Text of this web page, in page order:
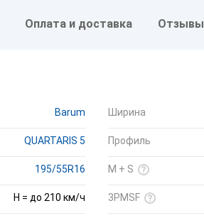
Оплата и доставка Отзывы
Barum
QUARTARIS 5
195/55R16
H = до 210 км/ч
Ширина
Профиль
M + S
3PMSF